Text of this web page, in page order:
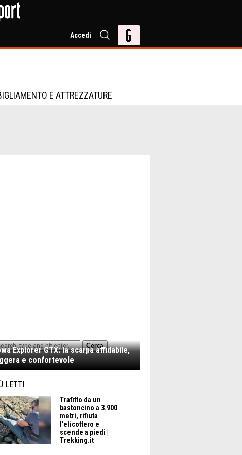
Accedi
E ATTREZZATURE
Cerca
Explorer GTX: la scarpa affidabile,
e confortevole
LETTI
Trafitto da un
bastoncino a 3.900
metri, rifiuta
l'elicottero e
scende a piedi |
Trekking.it